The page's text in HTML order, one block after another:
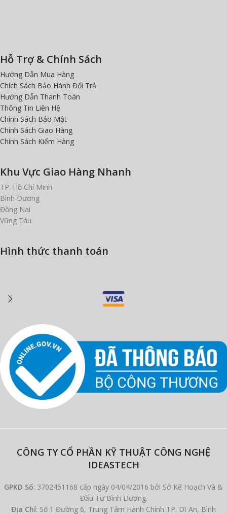
Hỗ Trợ & Chính Sách
Hướng Dẫn Mua Hàng
Chích Sách Bảo Hành Đổi Trả
Hướng Dẫn Thanh Toán
Thông Tin Liên Hệ
Chính Sách Bảo Mật
Chính Sách Giao Hàng
Chính Sách Kiểm Hàng
Khu Vực Giao Hàng Nhanh
TP. Hồ Chí Minh
Bình Dương
Đồng Nai
Vũng Tàu
Hình thức thanh toán
CÔNG TY CỔ PHẦN KỸ THUẬT CÔNG NGHỆ
IDEASTECH
GPKD Số: 3702451168 cấp ngày 04/04/2016 bởi Sở Kế Hoạch Và &
Đầu Tư Bình Dương.
Địa Chỉ: Số 1 Đường 6, Trung Tâm Hành Chính TP. Dĩ An, Bình